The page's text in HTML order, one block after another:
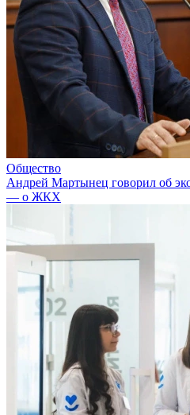
Общество
Андрей Мартынец говорил об
— о ЖКХ